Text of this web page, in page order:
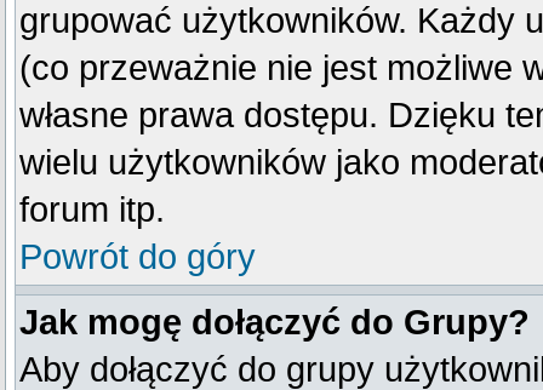
grupować użytkowników. Każdy
(co przeważnie nie jest możliwe
własne prawa dostępu. Dzięku
wielu użytkowników jako
forum itp.
Powrót do góry
Jak mogę dołączyć do Grupy?
Aby dołączyć do grupy